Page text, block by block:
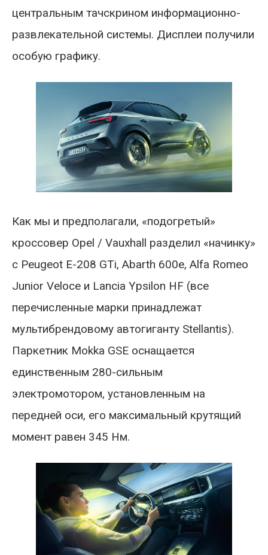
центральным тачскрином информационно-
развлекательной системы. Дисплеи получили
особую графику.
Как мы и предполагали, «подогретый»
кроссовер Opel / Vauxhall разделил «начинку»
с Peugeot E-208 GTi, Abarth 600e, Alfa Romeo
Junior Veloce и Lancia Ypsilon HF (все
перечисленные марки принадлежат
мультибрендовому автогиганту Stellantis).
Паркетник Mokka GSE оснащается
единственным 280-сильным
электромотором, установленным на
передней оси, его максимальный крутящий
момент равен 345 Нм.